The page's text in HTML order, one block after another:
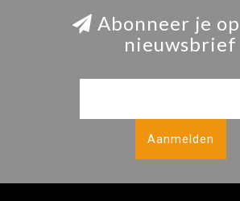
Abonneer je
nieuwsbrief
Aanmelden